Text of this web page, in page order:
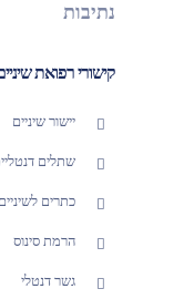
נתיבות
קישורי רפואת
יישור שיניים
שתלים
כתרים לשיניים
הרמת סינוס
גשר דנטלי